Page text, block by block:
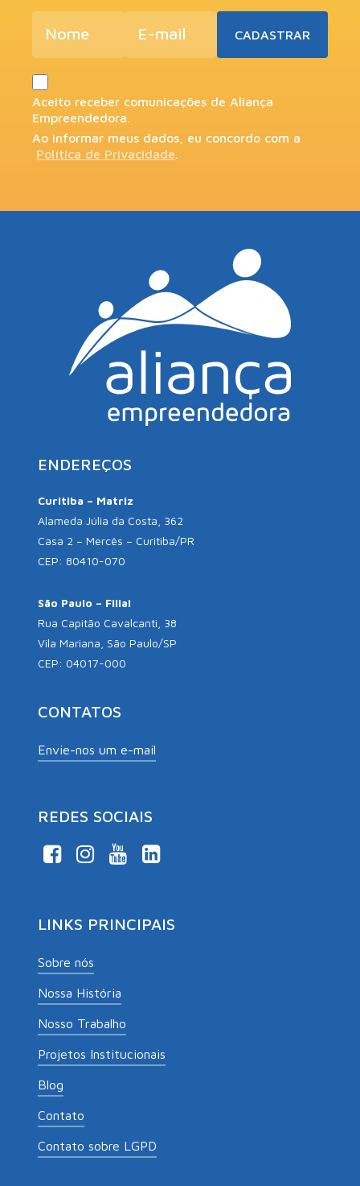
Aceito receber comunicações de Aliança
Empreendedora.
Ao informar meus dados, eu concordo com a
Política de Privacidade.
ENDEREÇOS
Curitiba – Matriz
Alameda Júlia da Costa, 362
Casa 2 – Mercês – Curitiba/PR
CEP: 80410-070
São Paulo – Filial
Rua Capitão Cavalcanti, 38
Vila Mariana, São Paulo/SP
CEP: 04017-000
CONTATOS
Envie-nos um e-mail
REDES SOCIAIS
LINKS PRINCIPAIS
Sobre nós
Nossa História
Nosso Trabalho
Projetos Institucionais
Blog
Contato
Contato sobre LGPD